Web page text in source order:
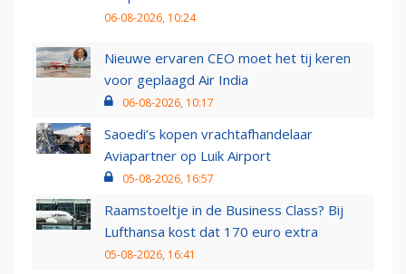
06-08-2026, 10:24
Nieuwe ervaren CEO moet het tij keren
voor geplaagd Air India
06-08-2026, 10:17
Saoedi’s kopen vrachtafhandelaar
Aviapartner op Luik Airport
05-08-2026, 16:57
Raamstoeltje in de Business Class? Bij
Lufthansa kost dat 170 euro extra
05-08-2026, 16:41